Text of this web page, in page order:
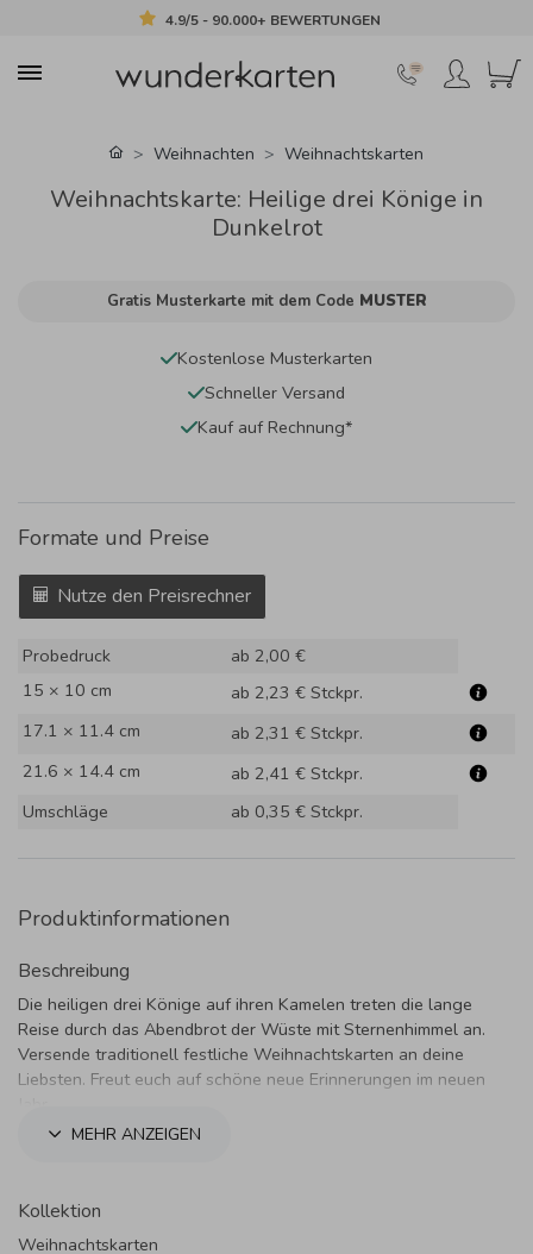
4.9/5 - 90.000+ BEWERTUNGEN
Weihnachten Weihnachtskarten
Weihnachtskarte: Heilige drei Könige in
Dunkelrot
Gratis Musterkarte mit dem Code MUSTER
Kostenlose Musterkarten
Schneller Versand
Kauf auf Rechnung*
Formate und Preise
Nutze den Preisrechner
Probedruck
ab 2,00 €
15 × 10 cm
ab 2,23 € Stckpr.
17.1 × 11.4 cm
ab 2,31 € Stckpr.
21.6 × 14.4 cm
ab 2,41 € Stckpr.
Umschläge
ab 0,35 € Stckpr.
Produktinformationen
Beschreibung
Die heiligen drei Könige auf ihren Kamelen treten die lange
Reise durch das Abendbrot der Wüste mit Sternenhimmel an.
Versende traditionell festliche Weihnachtskarten an deine
Liebsten. Freut euch auf schöne neue Erinnerungen im neuen
MEHR ANZEIGEN
Kollektion
Weihnachtskarten